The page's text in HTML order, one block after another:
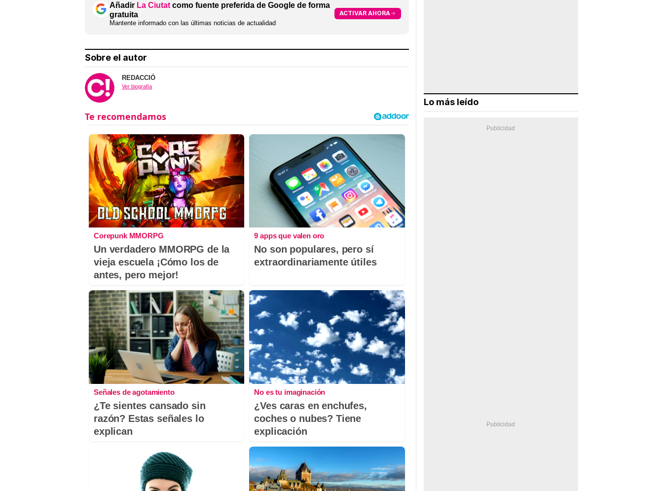
Añadir La Ciutat como fuente preferida de Google de forma
gratuita
Mantente informado con las últimas noticias de actualidad
ACTIVAR AHORA
Sobre el autor
REDACCIÓ
Ver biografía
Corepunk MMORPG
Un verdadero MMORPG de la
vieja escuela ¡Cómo los de
antes, pero mejor!
9 apps que valen oro
No son populares, pero sí
extraordinariamente útiles
Señales de agotamiento
¿Te sientes cansado sin
razón? Estas señales lo
explican
No es tu imaginación
¿Ves caras en enchufes,
coches o nubes? Tiene
explicación
Lo más leído